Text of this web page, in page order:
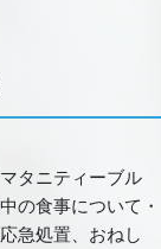
タニティーブル
の食事について・
急処置、おねし